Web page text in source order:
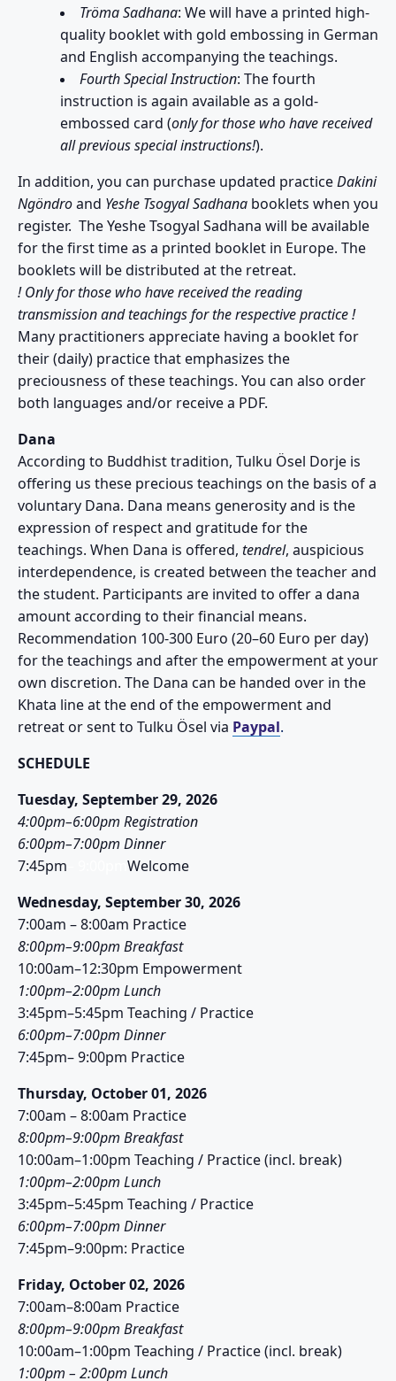
Tröma Sadhana: We will have a printed high-
quality booklet with gold embossing in German
and English accompanying the teachings.
Fourth Special Instruction: The fourth
instruction is again available as a gold-
embossed card (only for those who have received
all previous special instructions!).
In addition, you can purchase updated practiceDakini
Ngöndroand Yeshe Tsogyal Sadhana booklets when you
register. The Yeshe Tsogyal Sadhana will be available
for the first time as a printed booklet in Europe. The
booklets will be distributed at the retreat.
! Only for those who have received the reading
transmission and teachings for the respective practice !
Many practitioners appreciate having a booklet for
their (daily) practice that emphasizes the
preciousness of these teachings. You can also order
both languages and/or receive a PDF.
Dana
According to Buddhist tradition, Tulku Ösel Dorje is
offering us these precious teachings on the basis of a
voluntary Dana. Dana means generosity and is the
expression of respect and gratitude for the
teachings. When Dana is offered, tendrel, auspicious
interdependence, is created between the teacher and
the student. Participants are invited to offer a dana
amount according to their financial means.
Recommendation 100-300 Euro (20–60 Euro per day)
for the teachings and after the empowerment at your
own discretion. The Dana can be handed over in the
Khata line at the end of the empowerment and
retreat or sent to Tulku Ösel via Paypal.
SCHEDULE
Tuesday, September 29, 2026
4:00pm–6:00pm Registration
6:00pm–7:00pm Dinner
7:45pm
Welcome
Wednesday, September 30, 2026
7:00am – 8:00am Practice
8:00pm–9:00pm Breakfast
10:00am–12:30pm Empowerment
1:00pm–2:00pm Lunch
3:45pm–5:45pm Teaching / Practice
6:00pm–7:00pm Dinner
7:45pm– 9:00pm Practice
Thursday, October 01, 2026
7:00am – 8:00am Practice
8:00pm–9:00pm Breakfast
10:00am–1:00pm Teaching / Practice (incl. break)
1:00pm–2:00pm Lunch
3:45pm–5:45pm Teaching / Practice
6:00pm–7:00pm Dinner
7:45pm–9:00pm: Practice
Friday, October 02, 2026
7:00am–8:00am Practice
8:00pm–9:00pm Breakfast
10:00am–1:00pm Teaching / Practice (incl. break)
1:00pm – 2:00pm Lunch